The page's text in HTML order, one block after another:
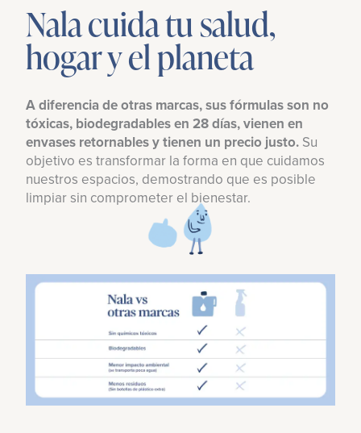
Nala cuida tu salud,
hogar y el planeta
A diferencia de otras marcas, sus fórmulas son no
tóxicas, biodegradables en 28 días, vienen en
envases retornables y tienen un precio justo. Su
objetivo es transformar la forma en que cuidamos
nuestros espacios, demostrando que es posible
limpiar sin comprometer el bienestar.